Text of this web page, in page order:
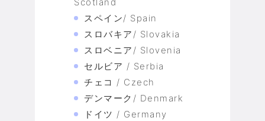
スペイン/ Spain
スロバキア/ Slovakia
スロベニア/ Slovenia
セルビア / Serbia
チェコ / Czech
デンマーク/ Denmark
ドイツ / Germany